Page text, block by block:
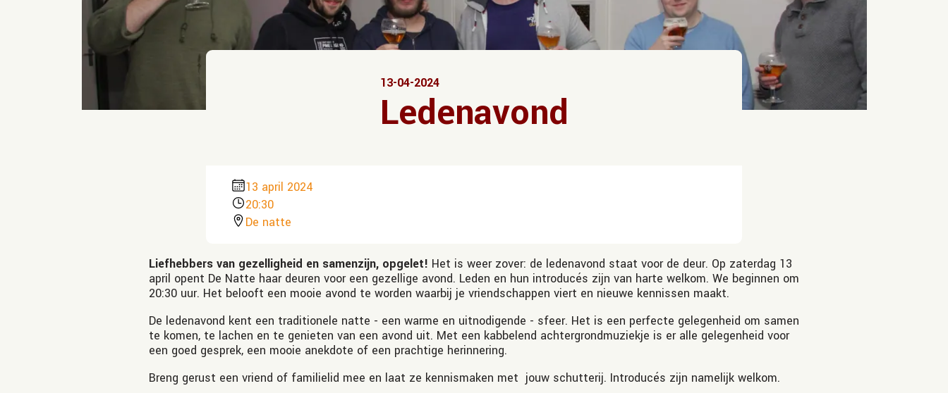
13-04-2024
Ledenavond
13 april 2024
20:30
De natte
Liefhebbers van gezelligheid en samenzijn, opgelet! Het is weer zover: de ledenavond staat voor de deur. Op zaterdag 13
april opent De Natte haar deuren voor een gezellige avond. Leden en hun introducés zijn van harte welkom. We beginnen om
20:30 uur. Het belooft een mooie avond te worden waarbij je vriendschappen viert en nieuwe kennissen maakt.
De ledenavond kent een traditionele natte - een warme en uitnodigende - sfeer. Het is een perfecte gelegenheid om samen
te komen, te lachen en te genieten van een avond uit. Met een kabbelend achtergrondmuziekje is er alle gelegenheid voor
een goed gesprek, een mooie anekdote of een prachtige herinnering.
Breng gerust een vriend of familielid mee en laat ze kennismaken met jouw schutterij. Introducés zijn namelijk welkom.